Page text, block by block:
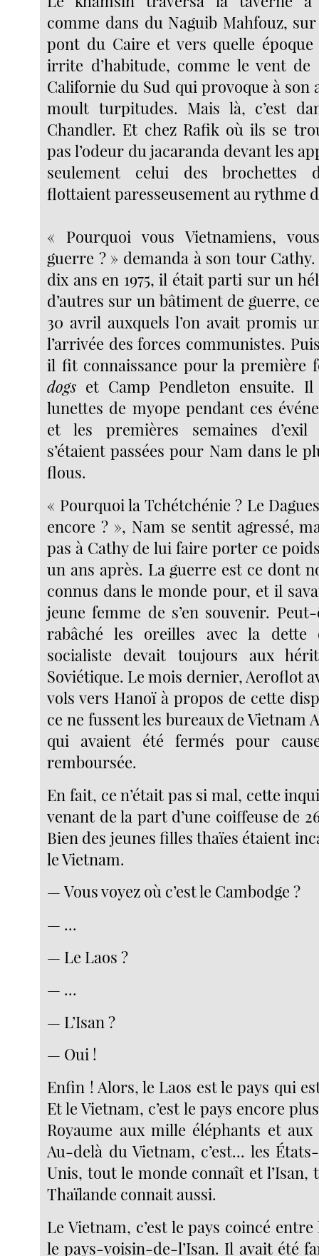
comme dans du Naguib Mahfouz,
pont du Caire et vers quelle époque
irrite d’habitude, comme le vent de
Californie du Sud qui provoque à son
moult turpitudes. Mais là, c’est
Chandler. Et chez Rafik où ils se
pas l’odeur du jacaranda devant les
seulement celui des brochettes
flottaient paresseusement au rythme
« Pourquoi vous Vietnamiens,
guerre ? » demanda à son tour Cathy.
dix ans en 1975, il était parti sur un
d’autres sur un bâtiment de guerre,
30 avril auxquels l’on avait promis
l’arrivée des forces communistes.
il fit connaissance pour la première
dogs et Camp Pendleton ensuite.
lunettes de myope pendant ces
et les premières semaines d’exil
s’étaient passées pour Nam dans le
flous.
« Pourquoi la Tchétchénie ? Le
encore ? », Nam se sentit agressé,
pas à Cathy de lui faire porter ce
un ans après. La guerre est ce dont
connus dans le monde pour, et il
jeune femme de s’en souvenir.
rabâché les oreilles avec la dette
socialiste devait toujours aux
Soviétique. Le mois dernier, Aeroflot
vols vers Hanoï à propos de cette
ce ne fussent les bureaux de Vietnam
qui avaient été fermés pour
remboursée.
En fait, ce n’était pas si mal, cette
venant de la part d’une coiffeuse de
Bien des jeunes filles thaïes étaient
le Vietnam.
— Vous voyez où c’est le Cambodge ?
— ...
— Le Laos ?
— ...
— L’Isan ?
— Oui !
Enfin ! Alors, le Laos est le pays qui
Et le Vietnam, c’est le pays encore
Royaume aux mille éléphants et aux
Au-delà du Vietnam, c’est... les
Unis, tout le monde connaît et l’Isan,
Thaïlande connait aussi.
Le Vietnam, c’est le pays coincé
le pays-voisin-de-l’Isan. Il avait été